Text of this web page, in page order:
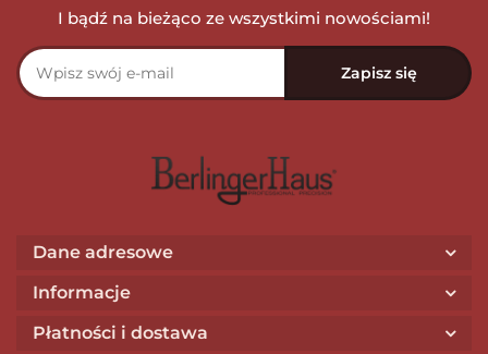
I bądź na bieżąco ze wszystkimi nowościami!
Dane adresowe
Informacje
Płatności i dostawa